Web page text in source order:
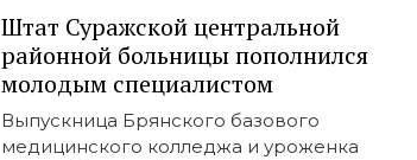
Штат Суражской центральной
районной больницы пополнился
молодым специалистом
Выпускница Брянского базового
медицинского колледжа и уроженка